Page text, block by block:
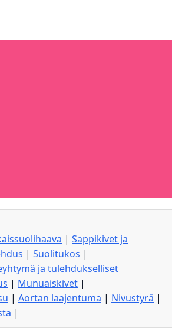
| Sappikivet ja
| Suolitukos |
ja tulehdukselliset
| Munuaiskivet |
| Aortan laajentuma | Nivustyrä |
|